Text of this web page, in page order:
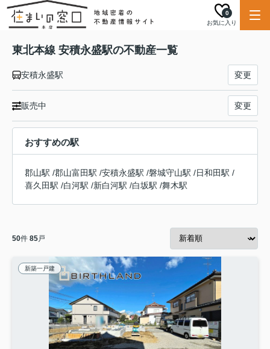
お気に入り
0
東北本線 安積永盛駅の不動産一覧
安積永盛駅 変更
販売中 変更
おすすめの駅
郡山駅 /郡山富田駅 /安積永盛駅 /磐城守山駅 /日和田駅 /
喜久田駅 /白河駅 /新白河駅 /白坂駅 /舞木駅
50件 85戸
新築一戸建